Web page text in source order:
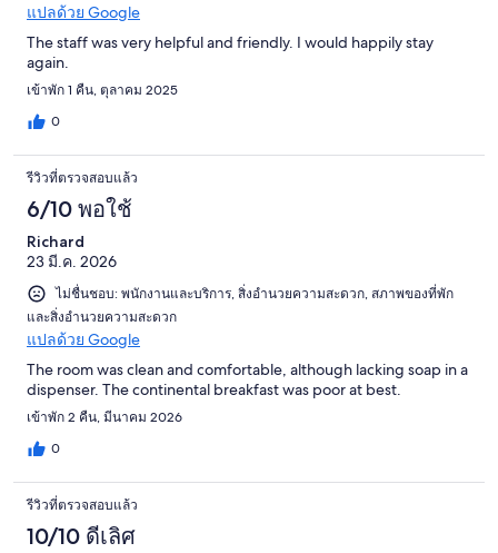
แปลด้วย Google
The staff was very helpful and friendly. I would happily stay
again.
เข้าพัก 1 คืน, ตุลาคม 2025
0
รีวิวที่ตรวจสอบแล้ว
6/10 พอใช้
Richard
23 มี.ค. 2026
ไม่ชื่นชอบ: พนักงานและบริการ, สิ่งอำนวยความสะดวก, สภาพของที่พัก
และสิ่งอำนวยความสะดวก
แปลด้วย Google
The room was clean and comfortable, although lacking soap in a
dispenser. The continental breakfast was poor at best.
เข้าพัก 2 คืน, มีนาคม 2026
0
รีวิวที่ตรวจสอบแล้ว
10/10 ดีเลิศ